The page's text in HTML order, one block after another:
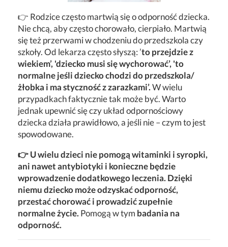
👉 Rodzice często martwią się o odporność dziecka.
Nie chcą, aby często chorowało, cierpiało. Martwią
się też przerwami w chodzeniu do przedszkola czy
szkoły. Od lekarza często słyszą: ’to przejdzie z
wiekiem’, 'dziecko musi się wychorować’, 'to
normalne jeśli dziecko chodzi do przedszkola/
żłobka i ma styczność z zarazkami’.W wielu
przypadkach faktycznie tak może być. Warto
jednak upewnić się czy układ odpornościowy
dziecka działa prawidłowo, a jeśli nie – czym to jest
spowodowane.
👉 U wielu dzieci nie pomogą witaminki i syropki,
ani nawet antybiotyki i konieczne będzie
wprowadzenie dodatkowego leczenia. Dzięki
niemu dziecko może odzyskać odporność,
przestać chorować i prowadzić zupełnie
normalne życie. Pomogą w tym badania na
odporność.